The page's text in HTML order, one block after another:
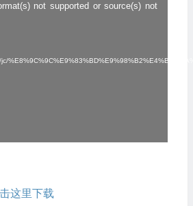
not supported or source(s) not
这里下载